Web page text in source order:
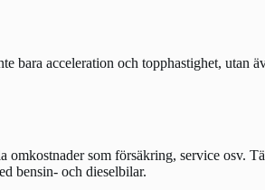
bara acceleration och topphastighet, utan
som försäkring, service osv.
bensin- och dieselbilar.